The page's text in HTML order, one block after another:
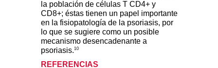
la población de células T CD4+ y
CD8+; éstas tienen un papel importante
en la fisiopatología de la psoriasis, por
lo que se sugiere como un posible
mecanismo desencadenante a
psoriasis.10
REFERENCIAS